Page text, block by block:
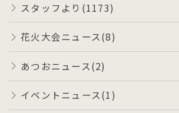
スタッフより(1173)
花火大会ニュース(8)
あつおニュース(2)
イベントニュース(1)